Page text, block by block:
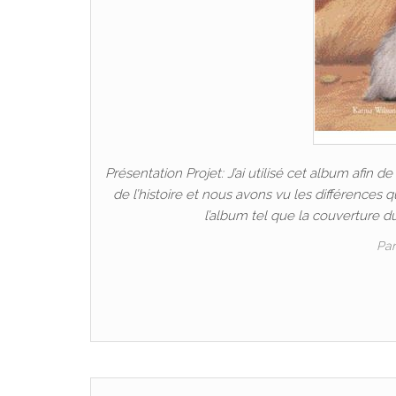
Présentation Projet: J’ai utilisé cet album afin
de l’histoire et nous avons vu les différences
l’album tel que la couverture